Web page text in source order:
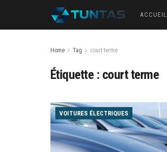
ACCUEIL
Home Tag court terme
Étiquette : court terme
VOITURES ÉLECTRIQUES